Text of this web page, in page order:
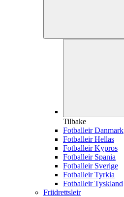
Tilbake
Fotballeir Danmark
Fotballeir Hellas
Fotballeir Kypros
Fotballeir Spania
Fotballeir Sverige
Fotballeir Tyrkia
Fotballeir Tyskland
Friidrettsleir